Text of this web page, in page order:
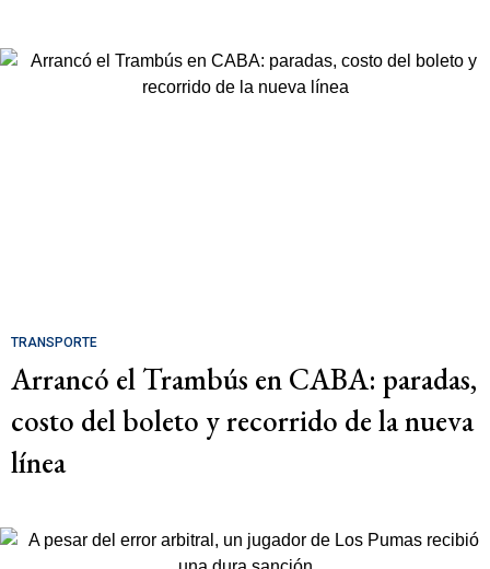
TRANSPORTE
Arrancó el Trambús en CABA: paradas,
costo del boleto y recorrido de la nueva
línea